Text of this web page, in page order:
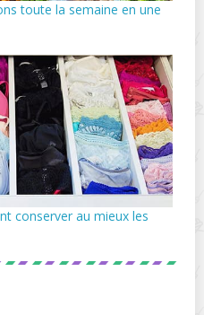
toute la semaine en une
conserver au mieux les